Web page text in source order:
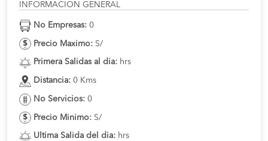
INFORMACION GENERAL
No Empresas: 0
Precio Maximo: S/
Primera Salidas al dia: hrs
Distancia: 0 Kms
No Servicios: 0
Precio Minimo: S/
Ultima Salida del dia: hrs